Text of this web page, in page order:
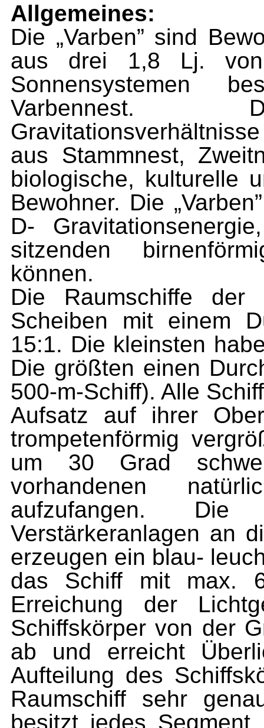
Allgemeines:
Die „Varben” sind
aus drei 1,8 Lj. von
Sonnensyste­men
Varbennest.
aus Stammnest,
biologische, kulturelle
Bewohner. Die
D-
sitzenden
können.
Die Raumschiffe der
Scheiben mit einem
15:1. Die kleinsten
Die größten einen
500-m-Schiff). Alle
Aufsatz auf ihrer
trompetenförmig
um 30 Grad
vorhandenen
aufzufangen.
Verstärkeranlagen an
erzeugen ein blau-
das Schiff mit max.
Erreichung der
Schiffskörper von der
ab und erreicht
Aufteilung des
Raumschiff sehr
besitzt jedes Segment